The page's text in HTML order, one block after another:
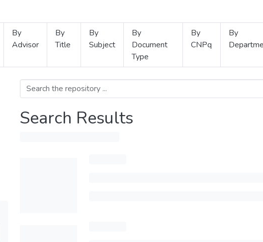
By
Advisor
By
Title
By
Subject
By
Document
Type
By
CNPq
By
Search Results